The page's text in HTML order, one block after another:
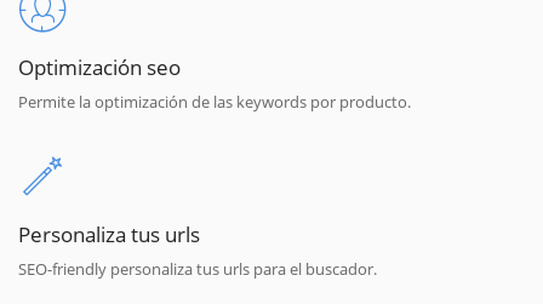
Optimización seo
Permite la optimización de las keywords por producto.
Personaliza tus urls
SEO-friendly personaliza tus urls para el buscador.